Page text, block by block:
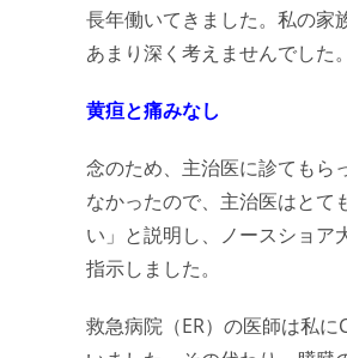
長年働いてきました。私の家
あまり深く考えませんでした
黄疸と痛みなし
念のため、主治医に診てもら
なかったので、主治医はとて
い」と説明し、ノースショア
指示しました。
救急病院（ER）の医師は私